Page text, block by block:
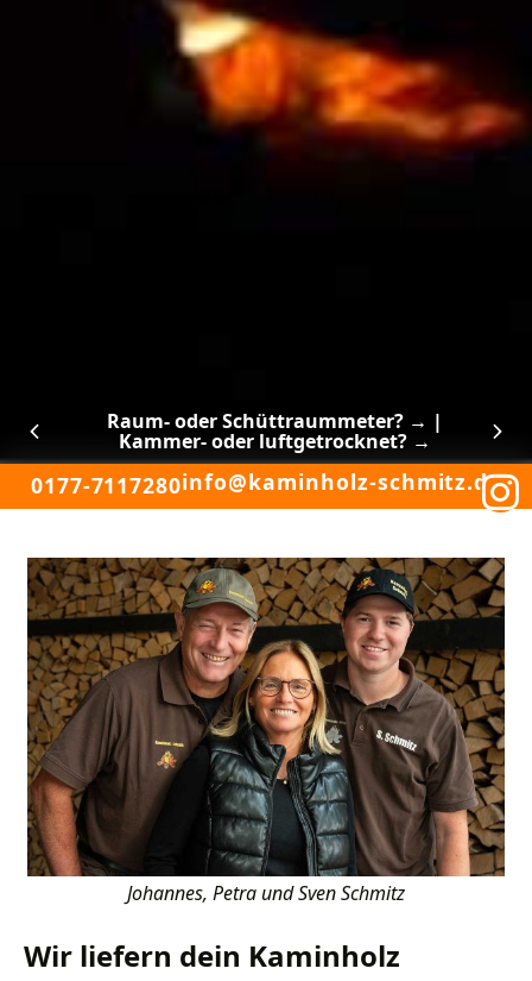
Raum- oder Schüttraummeter? →|
Kammer- oder luftgetrocknet? →
0177-7117280info@kaminholz-schmitz.de
Johannes, Petra und Sven Schmitz
Wir liefern dein Kaminholz